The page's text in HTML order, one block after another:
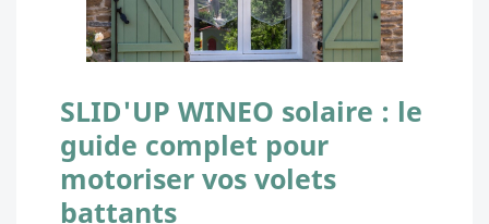
SLID'UP WINEO solaire : le
guide complet pour
motoriser vos volets
battants